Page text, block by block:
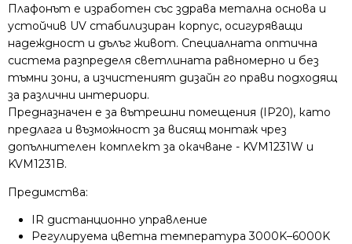
Плафонът е изработен със здрава метална основа и
устойчив UV стабилизиран корпус, осигуряващи
надеждност и дълъг живот. Специалната оптична
система разпределя светлината равномерно и без
тъмни зони, а изчистеният дизайн го прави подходящ
за различни интериори.
Предназначен е за вътрешни помещения (IP20), като
предлага и възможност за висящ монтаж чрез
допълнителен комплект за окачване - KVM1231W и
KVM1231B.
Предимства:
IR дистанционно управление
Регулируема цветна температура 3000K–6000K